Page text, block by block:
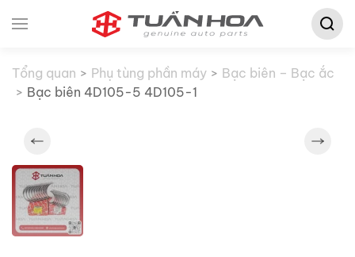
Tìm
Tổng quan
Phụ tùng phần máy
Bạc biên – Bạc ắc
Bạc biên 4D105-5 4D105-1